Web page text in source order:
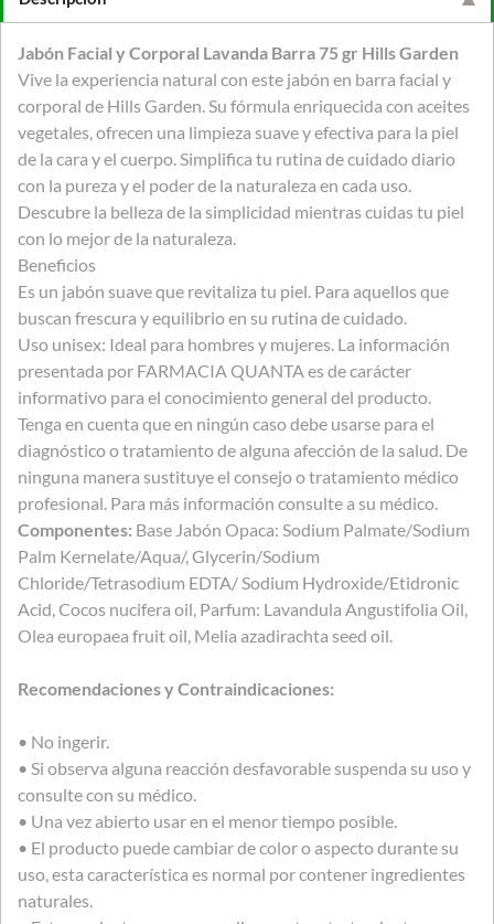
Jabón Facial y Corporal Lavanda Barra 75 gr Hills Garden
Vive la experiencia natural con este jabón en barra facial y
corporal de Hills Garden. Su fórmula enriquecida con aceites
vegetales, ofrecen una limpieza suave y efectiva para la piel
de la cara y el cuerpo. Simplifica tu rutina de cuidado diario
con la pureza y el poder de la naturaleza en cada uso.
Descubre la belleza de la simplicidad mientras cuidas tu piel
con lo mejor de la naturaleza.
Beneficios
Es un jabón suave que revitaliza tu piel. Para aquellos que
buscan frescura y equilibrio en su rutina de cuidado.
Uso unisex: Ideal para hombres y mujeres. La información
presentada por FARMACIA QUANTA es de carácter
informativo para el conocimiento general del producto.
Tenga en cuenta que en ningún caso debe usarse para el
diagnóstico o tratamiento de alguna afección de la salud. De
ninguna manera sustituye el consejo o tratamiento médico
profesional. Para más información consulte a su médico.
Componentes: Base Jabón Opaca: Sodium Palmate/Sodium
Palm Kernelate/Aqua/, Glycerin/Sodium
Chloride/Tetrasodium EDTA/ Sodium Hydroxide/Etidronic
Acid, Cocos nucifera oil, Parfum: Lavandula Angustifolia Oil,
Olea europaea fruit oil, Melia azadirachta seed oil.
Recomendaciones y Contraindicaciones:
• No ingerir.
• Si observa alguna reacción desfavorable suspenda su uso y
consulte con su médico.
• Una vez abierto usar en el menor tiempo posible.
• El producto puede cambiar de color o aspecto durante su
uso, esta característica es normal por contener ingredientes
naturales.